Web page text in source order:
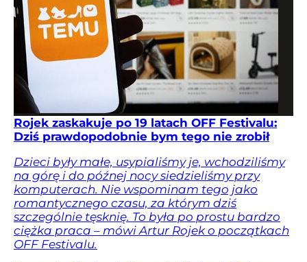
Rojek zaskakuje po 19 latach OFF Festivalu:
Dziś prawdopodobnie bym tego nie zrobił
Dzieci były małe, usypialiśmy je, wchodziliśmy
na górę i do późnej nocy siedzieliśmy przy
komputerach. Nie wspominam tego jako
romantycznego czasu, za którym dziś
szczególnie tęsknię. To była po prostu bardzo
ciężka praca – mówi Artur Rojek o początkach
OFF Festivalu.